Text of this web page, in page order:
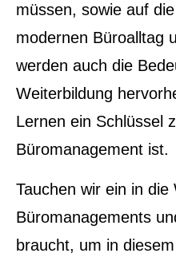
müssen, sowie auf
modernen Büroalltag
werden auch die
Weiterbildung
Lernen ein Schlüssel
Büromanagement ist.
Tauchen wir ein in die
Büromanagements
braucht, um in